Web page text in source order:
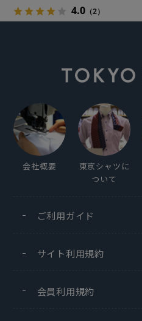
4.0（2）
会社概要
東京シャツに
ついて
ご利用ガイド
サイト利用規約
会員利用規約